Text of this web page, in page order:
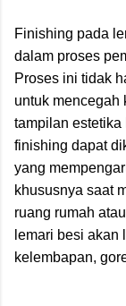
Finishing pada
dalam proses
Proses ini tidak
untuk mencegah
tampilan
finishing dapat
yang
khususnya saat
ruang rumah
lemari besi akan
kelembapan,